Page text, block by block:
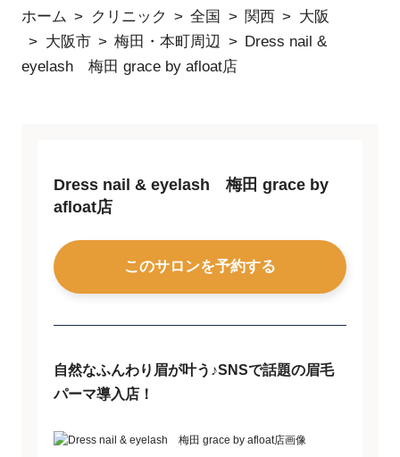
ホーム クリニック 全国 関西
大阪
大阪市
梅田・本町周辺
Dress nail &
eyelash 梅田 grace by afloat店
Dress nail & eyelash 梅田 grace by
afloat店
このサロンを予約する
自然なふんわり眉が叶う♪SNSで話題の眉毛
パーマ導入店！